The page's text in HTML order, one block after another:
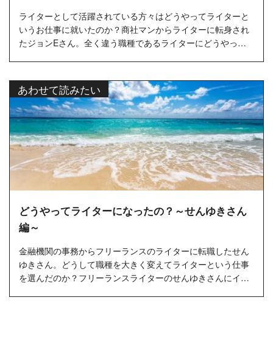
ライターとして活躍されている方々はどうやってライターと
いうお仕事に就いたのか？商社マンからライターに転身され
たジョンEさん。全く違う職種であるライターにどうやって
あわせて読みたい
どうやってライターになったの？～せんゆきさん
編～
金融機関の事務からフリーランスのライターに転職したせん
ゆきさん。どうして職種を大きく変えてライターという仕事
を選んだのか？フリーランスライターのせんゆきさんにイン